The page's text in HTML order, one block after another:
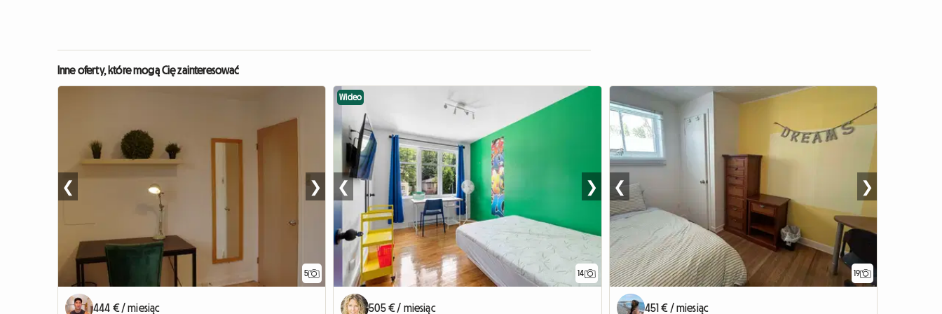
Inne oferty, które mogą Cię zainteresować
5
❮ ❯
444 € / miesiąc
14
Wideo
❮ ❯
505 € / miesiąc
19
❮ ❯
451 € / miesiąc